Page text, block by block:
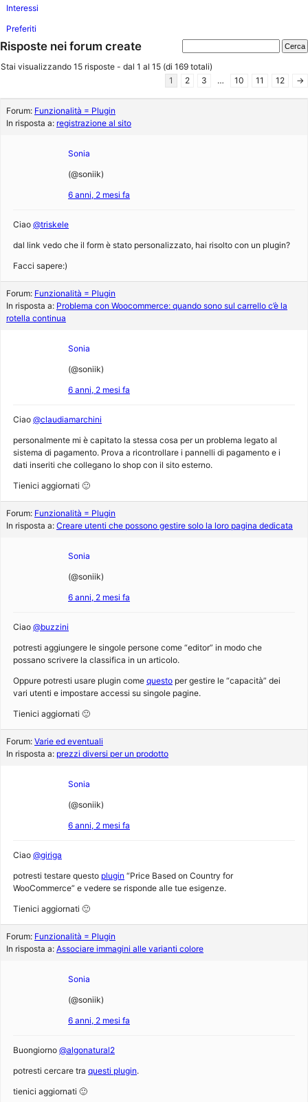
Interessi
Preferiti
Risposte nei forum create
Stai visualizzando 15 risposte - dal 1 al 15 (di 169 totali)
1
2 3 … 10 11 12 →
Forum: Funzionalità = Plugin
In risposta a: registrazione al sito
Sonia
(@soniik)
6 anni, 2 mesi fa
Ciao @triskele
dal link vedo che il form è stato personalizzato, hai risolto con un plugin?
Facci sapere:)
Forum: Funzionalità = Plugin
In risposta a: Problema con Woocommerce: quando sono sul carrello c’è la
rotella continua
Sonia
(@soniik)
6 anni, 2 mesi fa
Ciao @claudiamarchini
personalmente mi è capitato la stessa cosa per un problema legato al
sistema di pagamento. Prova a ricontrollare i pannelli di pagamento e i
dati inseriti che collegano lo shop con il sito esterno.
Tienici aggiornati 🙂
Forum: Funzionalità = Plugin
In risposta a: Creare utenti che possono gestire solo la loro pagina dedicata
Sonia
(@soniik)
6 anni, 2 mesi fa
Ciao @buzzini
potresti aggiungere le singole persone come “editor” in modo che
possano scrivere la classifica in un articolo.
Oppure potresti usare plugin come questo per gestire le “capacità” dei
vari utenti e impostare accessi su singole pagine.
Tienici aggiornati 🙂
Forum: Varie ed eventuali
In risposta a: prezzi diversi per un prodotto
Sonia
(@soniik)
6 anni, 2 mesi fa
Ciao @giriga
potresti testare questo plugin “Price Based on Country for
WooCommerce” e vedere se risponde alle tue esigenze.
Tienici aggiornati 🙂
Forum: Funzionalità = Plugin
In risposta a: Associare immagini alle varianti colore
Sonia
(@soniik)
6 anni, 2 mesi fa
Buongiorno @algonatural2
potresti cercare tra questi plugin.
tienici aggiornati 🙂